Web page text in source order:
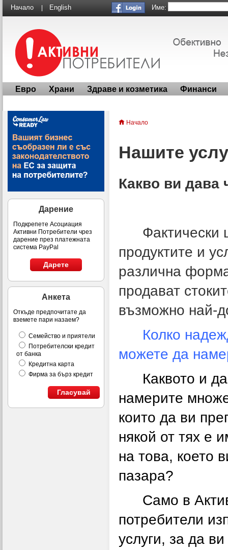
Начало English Име:
Евро Храни Здраве и козметика Финанси
Дарение
Подкрепете Асоциация
Активни Потребители чрез
дарение през платежната
система PayPal
Дарете
Анкета
Откъде предпочитате да
вземете пари назаем?
Семейство и приятели
Потребителски кредит
от банка
Кредитна карта
Фирма за бърз кредит
Гласувай
Начало
Нашите
Какво ви
Фактически
продуктите и
различна
продават
възможно най-
Колко
можете да
Каквото и да
намерите
които да ви
някой от тях е
на това, което
пазара?
Само в
потребители
услуги, за да